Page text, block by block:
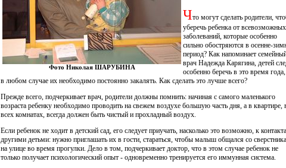
Фото Николая ШАРУБИНА
Что могут сделать родители,
уберечь ребенка от всевозможных
заболеваний, которые особенно
сильно обостряются в осенне-
период? Как напоминает
врач Надежда Карягина, детей
особенно беречь в это время
в любом случае их необходимо постоянно закалять. Как сделать это лучше всего?
Прежде всего, подчеркивает врач, родители должны помнить: начиная с самого маленького
возраста ребенку необходимо проводить на свежем воздухе большую часть дня, а в квартире,
всех комнатах, всегда должен быть чистый и прохладный воздух.
Если ребенок не ходит в детский сад, его следует приучать, насколько это возможно, к
другими детьми: нужно приглашать их в гости, стараться, чтобы малыш общался со
на улице во время прогулки. Дело в том, подчеркивает доктор, что в этом случае ребенок не
только получает психологический опыт - одновременно тренируется его иммунная система.